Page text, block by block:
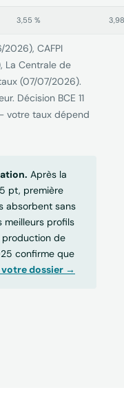
3,55 %
2026), CAFPI
Centrale de
(07/07/2026).
Décision BCE 11
votre taux dépend
Après la
pt, première
absorbent sans
meilleurs profils
production de
confirme que
dossier →